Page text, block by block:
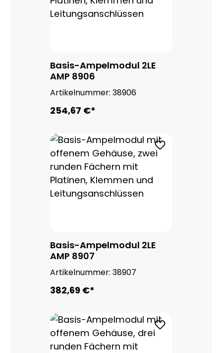
Basis-Ampelmodul 2LE
AMP 8906
Artikelnummer: 38906
254,67 €*
Basis-Ampelmodul 2LE
AMP 8907
Artikelnummer: 38907
382,69 €*